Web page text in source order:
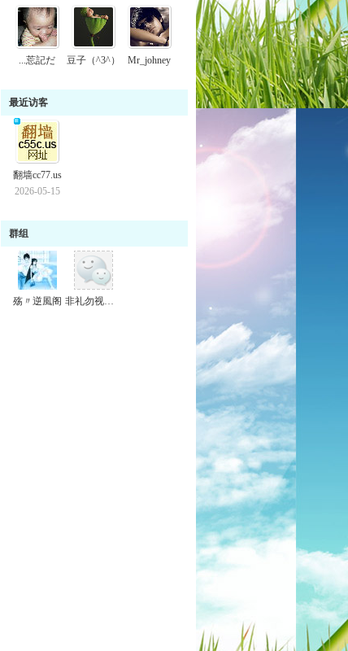
...莣記だ 豆子（^3^） Mr_johney
最近访客
翻墙cc77.us
2026-05-15
群组
殇〃逆風阁 非礼勿视，无理无言！